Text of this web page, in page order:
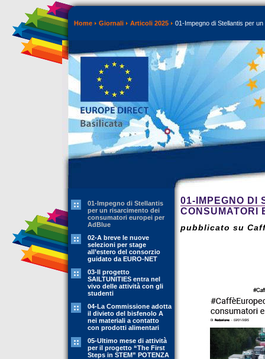
Home Giornali Articoli 2025 01-Impegno di Stellantis per
01-Impegno di Stellantis
per un risarcimento dei
consumatori europei per
AdBlue
02-A breve le nuove
selezioni per stage
all’estero del consorzio
guidato da EURO-NET
03-Il progetto
SAILTUNITIES entra nel
vivo delle attività con gli
studenti
04-La Commissione adotta
il divieto del bisfenolo A
nei materiali a contatto
con prodotti alimentari
05-Ultimo mese di attività
per il progetto “The First
Steps in STEM” POTENZA
01-IMPEGNO DI
CONSUMATORI
pubblicato su